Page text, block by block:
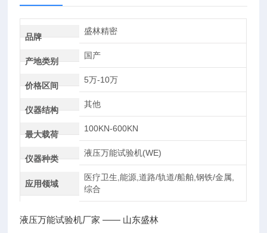
品牌
盛林精密
产地类别
国产
价格区间
5万-10万
仪器结构
其他
最大载荷
100KN-600KN
仪器种类
液压万能试验机(WE)
应用领域
医疗卫生,能源,道路/轨道/船舶,钢铁/金属,
综合
液压万能试验机厂家 —— 山东盛林